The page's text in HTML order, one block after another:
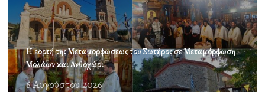
Η εορτή της Μεταμορφώσεως του Σωτήρος σε Μεταμόρφωση
Μολάων και Ανθοχώρι
6 Αυγούστου 2026